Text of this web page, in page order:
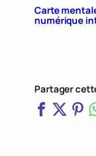
Carte
numérique
Partager